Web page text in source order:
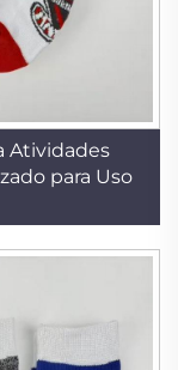
Atividades
para Uso